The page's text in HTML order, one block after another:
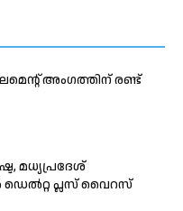
അംഗത്തിന് രണ്ട്
മധ്യപ്രദേശ്
ഡെല്‍റ്റ പ്ലസ് വൈറസ്